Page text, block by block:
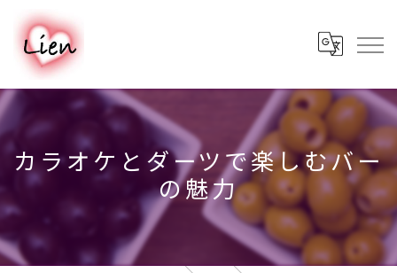
カラオケとダーツで楽しむバー
の魅力